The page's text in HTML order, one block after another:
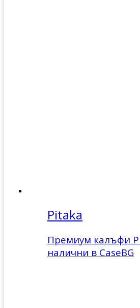
Pitaka
Премиум калъфи
налични в CaseBG